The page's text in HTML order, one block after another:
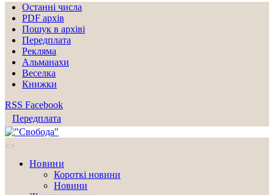
Останні числа
PDF архів
Пошук в архіві
Передплата
Рекляма
Альманахи
Веселка
Книжки
RSS Facebook
Передплата
Новини
Короткі новини
Новини